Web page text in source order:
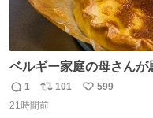
ベルギー家庭の母さん
は「砂糖のケーキ」。パ
け、クリームと卵の液を
返
信
1
リ
ポ
101
い
599
21時間前